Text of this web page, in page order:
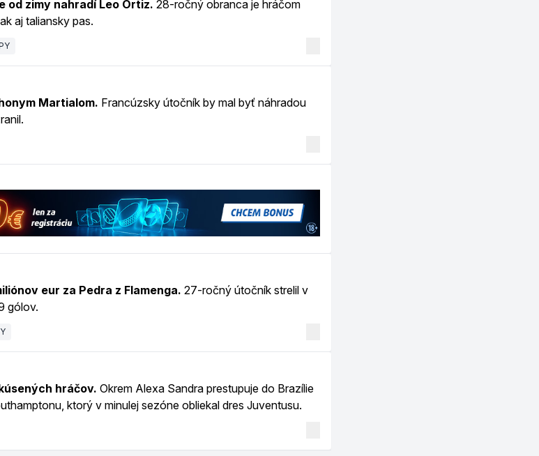
od zimy nahradí Leo Ortiz. 28-ročný obranca je hráčom
aj taliansky pas.
Martialom. Francúzsky útočník by mal byť náhradou
eur za Pedra z Flamenga. 27-ročný útočník strelil v
gólov.
hráčov. Okrem Alexa Sandra prestupuje do Brazílie
ktorý v minulej sezóne obliekal dres Juventusu.